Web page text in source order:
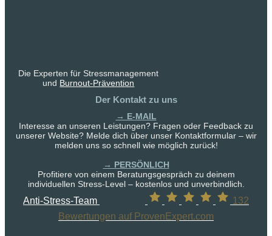
Die Experten für Stressmanagement
und Burnout-Prävention
Der Kontakt zu uns
→ E-MAIL
Interesse an unseren Leistungen? Fragen oder Feedback zu
unserer Website? Melde dich über unser Kontaktformular – wir
melden uns so schnell wie möglich zurück!
→ PERSÖNLICH
Profitiere von einem Beratungsgespräch zu deinem
individuellen Stress-Level – kostenlos und unverbindlich.
Anti-Stress-Team
132
Bewertungen auf ProvenExpert.com